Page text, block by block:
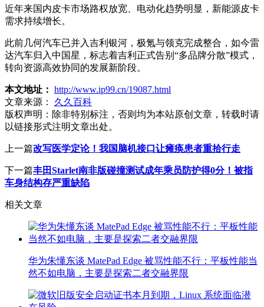
近年来国内皮卡市场路权放宽、电动化趋势明显，新能源皮卡
需求持续增长。
此前几何汽车已并入吉利银河，极氪与领克完成整合，如今雷
达汽车归入中国星，标志着吉利正式告别“多品牌分散”模式，
转向资源高效协同的发展新阶段。
本文地址： http://www.ip99.cn/19087.html
文章来源：
久久百科
版权声明： 除非特别标注，否则均为本站原创文章，转载时请
以链接形式注明文章出处。
上一篇改写医学定论！我国脑机接口让瘫痪患者重拾行走
下一篇丰田Starlet南非版碰撞测试成年乘员防护得0分！被指
车身结构存严重缺陷
相关文章
华为朱懂东谈 MatePad Edge 被骂性能不行：平板性能当
然不如电脑，主要是探索二者交融界限